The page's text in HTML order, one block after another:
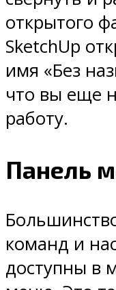
открытого
SketchUp
имя «Без
что вы еще
работу.
Панель
команд и
доступны в